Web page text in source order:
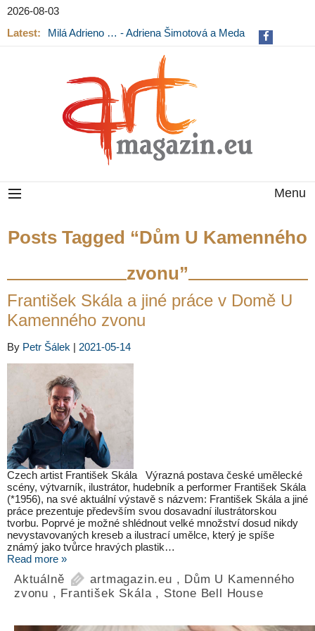
2026-08-03
Latest:
Milá Adrieno … - Adriena Šimotová a Meda
Menu
Posts Tagged “Dům U Kamenného
zvonu”
František Skála a jiné práce v Domě U
Kamenného zvonu
By Petr Šálek | 2021-05-14
Czech artist František Skála Výrazná postava české umělecké
scény, výtvarník, ilustrátor, hudebník a performer František Skála
(*1956), na své aktuální výstavě s názvem: František Skála a jiné
práce prezentuje především svou dosavadní ilustrátorskou
tvorbu. Poprvé je možné shlédnout velké množství dosud nikdy
nevystavovaných kreseb a ilustrací umělce, který je spíše
známý jako tvůrce hravých plastik…
Read more »
Aktuálně artmagazin.eu , Dům U Kamenného
zvonu , František Skála, Stone Bell House